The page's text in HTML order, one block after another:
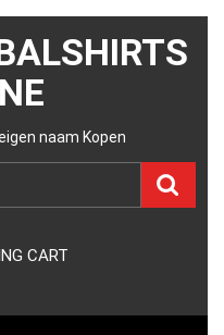
naam Kopen
CART